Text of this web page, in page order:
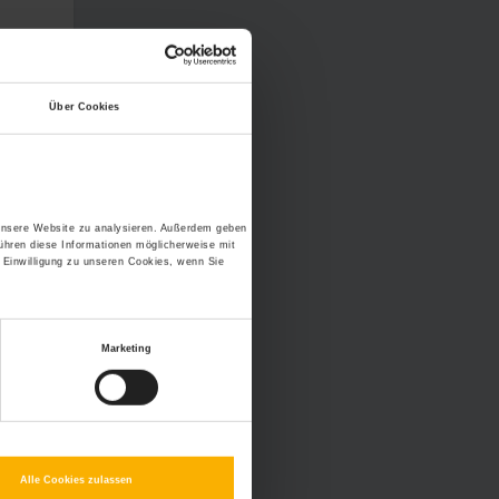
Über Cookies
Website zu analysieren. Außerdem geben
diese Informationen möglicherweise mit
zu unseren Cookies, wenn Sie
Marketing
Alle Cookies zulassen